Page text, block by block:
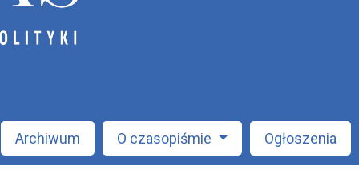
Archiwum O czasopiśmie Ogłoszenia